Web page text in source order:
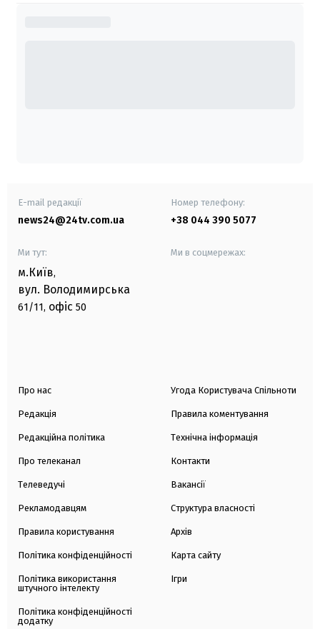
E-mail редакції
news24@24tv.com.ua
Номер телефону:
+38 044 390 5077
Ми тут:
м.Київ,
вул. Володимирська
61/11, офіс 50
Ми в соцмережах:
Про нас
Редакція
Редакційна політика
Про телеканал
Телеведучі
Рекламодавцям
Правила користування
Політика конфіденційності
Політика використання
штучного інтелекту
Політика конфіденційності
додатку
Угода Користувача Спільноти
Правила коментування
Технічна інформація
Контакти
Вакансії
Структура власності
Архів
Карта сайту
Ігри